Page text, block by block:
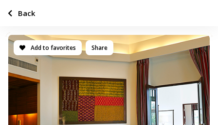
Add to favorites Share
Back